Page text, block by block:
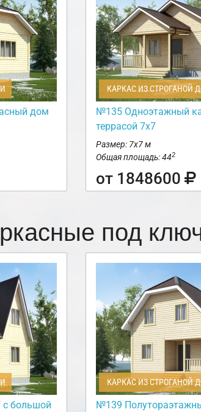
дом
КАРКАС ИЗ СТРОГАНОЙ
№135 Одноэтажный
террасой 7х7
Размер: 7х7 м
Общая площадь: 442
от 1848600
под
большой
КАРКАС ИЗ СТРОГАНОЙ
№139